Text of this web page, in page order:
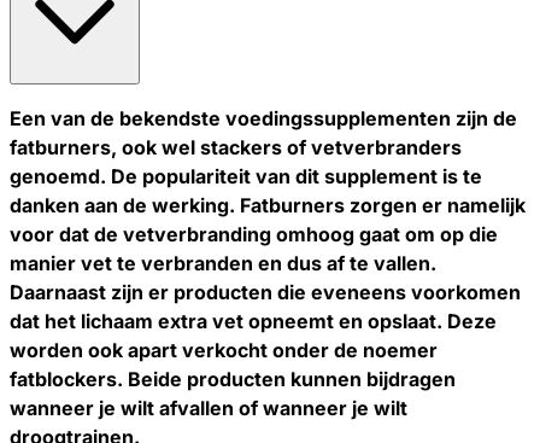
Een van de bekendste voedingssupplementen zijn de
fatburners, ook wel stackers of vetverbranders
genoemd. De populariteit van dit supplement is te
danken aan de werking. Fatburners zorgen er namelijk
voor dat de vetverbranding omhoog gaat om op die
manier vet te verbranden en dus af te vallen.
Daarnaast zijn er producten die eveneens voorkomen
dat het lichaam extra vet opneemt en opslaat. Deze
worden ook apart verkocht onder de noemer
fatblockers. Beide producten kunnen bijdragen
wanneer je wilt afvallen of wanneer je wilt
droogtrainen.